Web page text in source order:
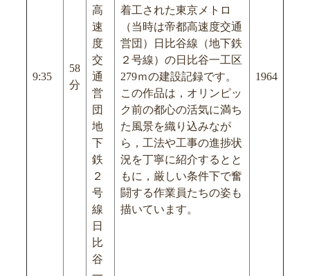
9:35
58
分
高
速
度
交
通
営
団
地
下
鉄
２
号
線
日
比
谷
着工された東京メトロ
（当時は帝都高速度交通
営団）日比谷線（地下鉄
２号線）の日比谷一工区
279ｍの建設記録です。
この作品は，オリンピッ
ク前の都心の活気に満ち
た風景を織り込みなが
ら，工法や工事の進捗状
況を丁寧に紹介するとと
もに，厳しい条件下で奮
闘する作業員たちの姿も
描いています。
1964